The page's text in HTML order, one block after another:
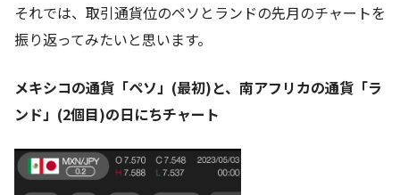
それでは、取引通貨位のペソとランドの先月のチャートを
振り返ってみたいと思います。
メキシコの通貨「ペソ」(最初)と、南アフリカの通貨「ラ
ンド」(2個目)の日にちチャート